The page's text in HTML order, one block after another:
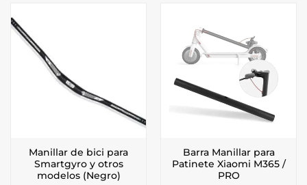
Manillar de bici para
Smartgyro y otros
modelos (Negro)
Barra Manillar para
Patinete Xiaomi M365 /
PRO